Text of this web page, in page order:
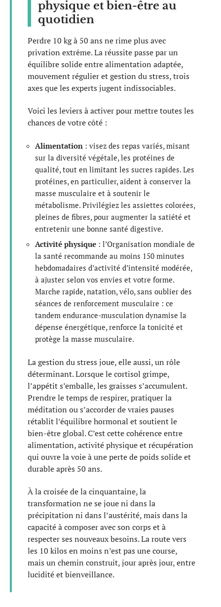
physique et bien-être au
quotidien
Perdre 10 kg à 50 ans ne rime plus avec
privation extrême. La réussite passe par un
équilibre solide entre alimentation adaptée,
mouvement régulier et gestion du stress, trois
axes que les experts jugent indissociables.
Voici les leviers à activer pour mettre toutes les
chances de votre côté :
Alimentation : visez des repas variés, misant
sur la diversité végétale, les protéines de
qualité, tout en limitant les sucres rapides. Les
protéines, en particulier, aident à conserver la
masse musculaire et à soutenir le
métabolisme. Privilégiez les assiettes colorées,
pleines de fibres, pour augmenter la satiété et
entretenir une bonne santé digestive.
Activité physique : l’Organisation mondiale de
la santé recommande au moins 150 minutes
hebdomadaires d’activité d’intensité modérée,
à ajuster selon vos envies et votre forme.
Marche rapide, natation, vélo, sans oublier des
séances de renforcement musculaire : ce
tandem endurance-musculation dynamise la
dépense énergétique, renforce la tonicité et
protège la masse musculaire.
La gestion du stress joue, elle aussi, un rôle
déterminant. Lorsque le cortisol grimpe,
l’appétit s’emballe, les graisses s’accumulent.
Prendre le temps de respirer, pratiquer la
méditation ou s’accorder de vraies pauses
rétablit l’équilibre hormonal et soutient le
bien-être global. C’est cette cohérence entre
alimentation, activité physique et récupération
qui ouvre la voie à une perte de poids solide et
durable après 50 ans.
À la croisée de la cinquantaine, la
transformation ne se joue ni dans la
précipitation ni dans l’austérité, mais dans la
capacité à composer avec son corps et à
respecter ses nouveaux besoins. La route vers
les 10 kilos en moins n’est pas une course,
mais un chemin construit, jour après jour, entre
lucidité et bienveillance.